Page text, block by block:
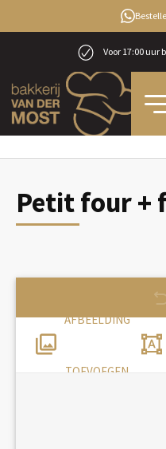
Voor 17:00 uur
Home Gebak & Koeken Petitfour & High Tea
Petit four +
AFBEELDING
TOEVOEGEN